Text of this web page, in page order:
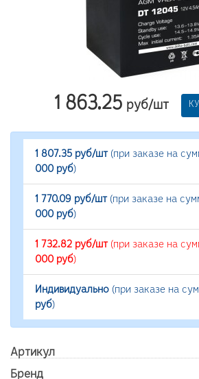
1 863.25 руб/шт
1 807.35 руб/шт(при заказе на
000 руб)
1 770.09 руб/шт(при заказе на
000 руб)
1 732.82 руб/шт(при заказе на
000 руб)
Индивидуально (при заказе на
руб)
Артикул
Бренд